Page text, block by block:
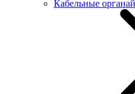
Кабельные